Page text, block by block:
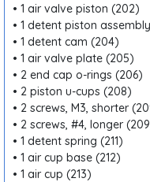
• 1 air valve piston (202)
• 1 detent piston
• 1 detent cam (204)
• 1 air valve plate (205)
• 2 end cap o-rings (206)
• 2 piston u-cups (208)
• 2 screws, M3, shorter
• 2 screws, #4, longer
• 1 detent spring (211)
• 1 air cup base (212)
• 1 air cup (213)